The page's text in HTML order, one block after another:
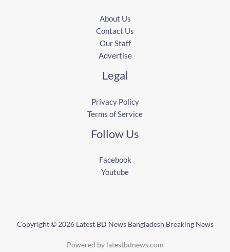
About Us
Contact Us
Our Staff
Advertise
Legal
Privacy Policy
Terms of Service
Follow Us
Facebook
Youtube
Copyright © 2026 Latest BD News Bangladesh Breaking News
Powered by latestbdnews.com